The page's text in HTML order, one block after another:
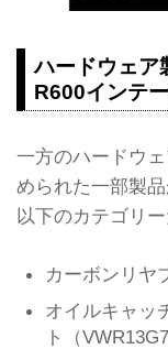
ハードウェア
R600インテ
一方のハードウ
められた一部製
以下のカテゴリー
カーボンリヤ
オイルキャッ
ト（